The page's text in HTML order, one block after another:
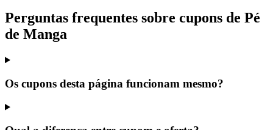
Perguntas frequentes sobre cupons de Pé
de Manga
Os cupons desta página funcionam mesmo?